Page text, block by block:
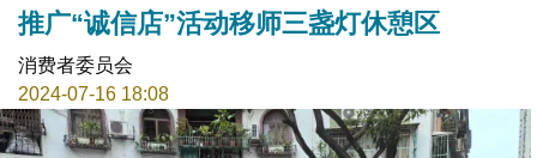
推广“诚信店”活动移师三盏灯休憩区
消费者委员会
2024-07-16 18:08